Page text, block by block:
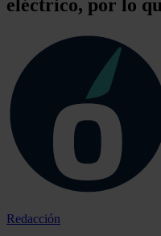
eléctrico, por lo
Redacción